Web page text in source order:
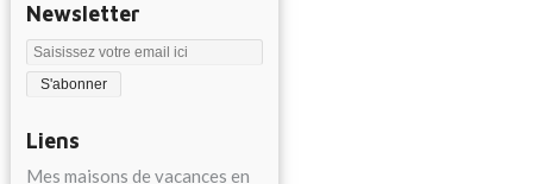
Newsletter
Liens
Mes maisons de vacances en